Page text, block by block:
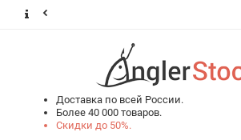
Доставка по всей России.
Более 40 000 товаров.
Скидки до 50%.